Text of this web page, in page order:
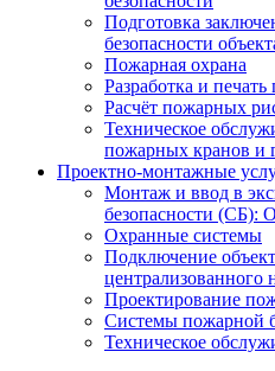
Подготовка
безопасности
Пожарная охрана
Разработка и
Расчёт пожарных
Техническое
пожарных кранов и
Проектно-монтажные
Монтаж и ввод в
безопасности
Охранные системы
Подключение
Проектирование
Системы пожарной
Техническое